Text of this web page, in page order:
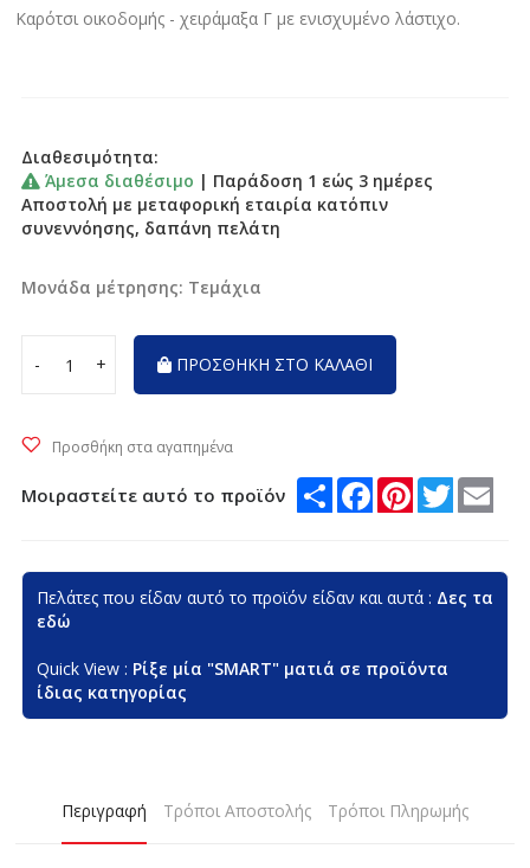
Καρότσι οικοδομής - χειράμαξα Γ με ενισχυμένο λάστιχο.
Διαθεσιμότητα:
Άμεσα διαθέσιμο | Παράδοση 1 εώς 3 ημέρες
Αποστολή με μεταφορική εταιρία κατόπιν
συνεννόησης, δαπάνη πελάτη
Μονάδα μέτρησης: Tεμάχια
- + ΠΡΟΣΘΗΚΗ ΣΤΟ ΚΑΛΑΘΙ
Προσθήκη στα αγαπημένα
Μοιραστείτε αυτό το προϊόν ShareFacebook
Pinterest
Πελάτες που είδαν αυτό το προϊόν είδαν και αυτά : Δες τα
εδώ
Quick View : Ρίξε μία "SMART" ματιά σε προϊόντα
ίδιας κατηγορίας
Περιγραφή Τρόποι Αποστολής Τρόποι Πληρωμής